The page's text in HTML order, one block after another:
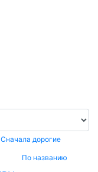
Сначала дорогие
По названию